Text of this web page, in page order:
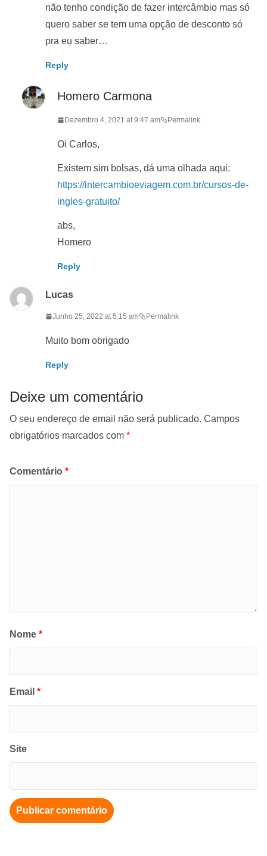
não tenho condição de fazer intercâmbio mas só
quero saber se tem uma opção de desconto só
pra eu saber…
Reply
Homero Carmona
Dezembro 4, 2021 at 9:47 am Permalink
Oi Carlos,
Existem sim bolsas, dá uma olhada aqui:
https://intercambioeviagem.com.br/cursos-de-
ingles-gratuito/
abs,
Homero
Reply
Lucas
Junho 25, 2022 at 5:15 am Permalink
Muito bom obrigado
Reply
Deixe um comentário
O seu endereço de email não será publicado. Campos
obrigatórios marcados com *
Comentário *
Nome *
Email *
Site